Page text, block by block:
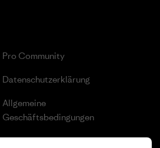
Pro Community
Datenschutzerklärung
Allgemeine
Geschäftsbedingungen
Cookie Einstellungen